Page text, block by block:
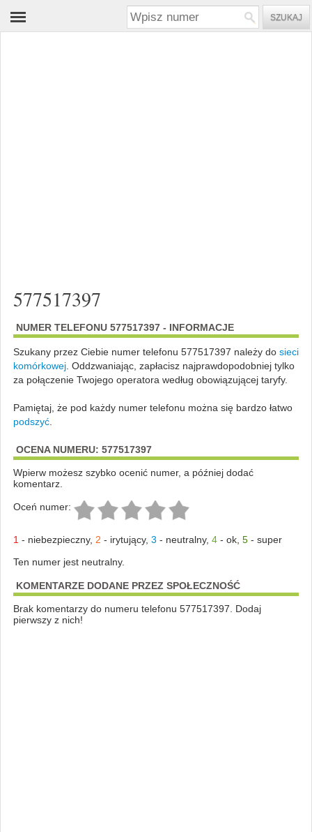
577517397
NUMER TELEFONU 577517397 - INFORMACJE
Szukany przez Ciebie numer telefonu 577517397 należy do sieci
komórkowej. Oddzwaniając, zapłacisz najprawdopodobniej tylko
za połączenie Twojego operatora według obowiązującej taryfy.
Pamiętaj, że pod każdy numer telefonu można się bardzo łatwo
podszyć.
OCENA NUMERU: 577517397
Wpierw możesz szybko ocenić numer, a później dodać
komentarz.
Oceń numer:
1 - niebezpieczny, 2 - irytujący, 3 - neutralny, 4- ok, 5- super
Ten numer jest neutralny.
KOMENTARZE DODANE PRZEZ SPOŁECZNOŚĆ
Brak komentarzy do numeru telefonu 577517397. Dodaj
pierwszy z nich!